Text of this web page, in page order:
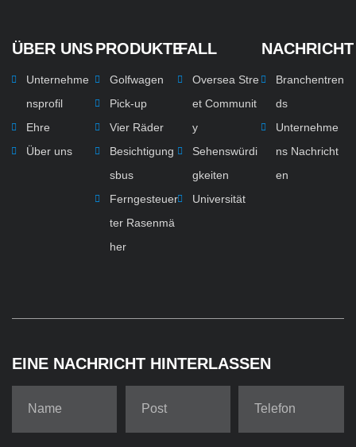
ÜBER UNS
Unternehme
nsprofil
Ehre
Über uns
PRODUKTE
Golfwagen
Pick-up
Vier Räder
Besichtigung
sbus
Ferngesteuer
ter Rasenmä
her
FALL
Oversea Stre
et Communit
y
Sehenswürdi
gkeiten
Universität
NACHRICHT
Branchentren
ds
Unternehme
ns Nachricht
en
EINE NACHRICHT HINTERLASSEN